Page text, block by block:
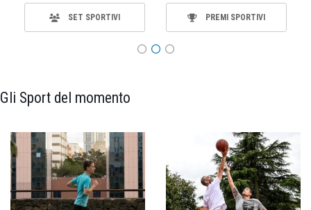
SET SPORTIVI PREMI SPORTIVI
Gli Sport del momento